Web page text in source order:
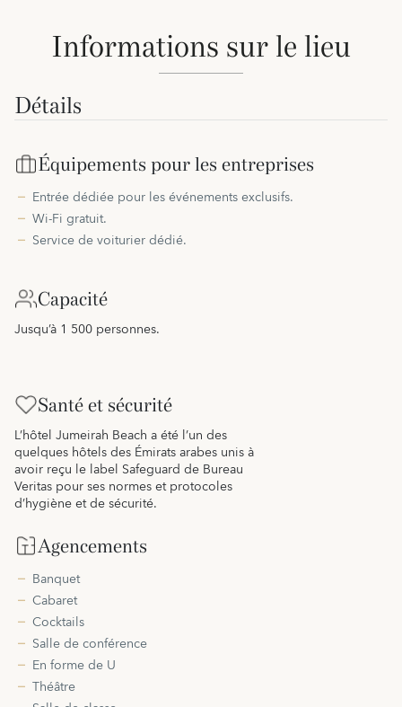
Informations sur le lieu
Détails
Équipements pour les entreprises
Entrée dédiée pour les événements exclusifs.
Wi-Fi gratuit.
Service de voiturier dédié.
Capacité
Jusqu’à 1 500 personnes.
Santé et sécurité
L’hôtel Jumeirah Beach a été l’un des
quelques hôtels des Émirats arabes unis à
avoir reçu le label Safeguard de Bureau
Veritas pour ses normes et protocoles
d’hygiène et de sécurité.
Agencements
Banquet
Cabaret
Cocktails
Salle de conférence
En forme de U
Théâtre